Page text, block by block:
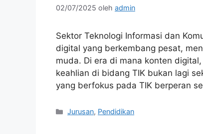
02/07/2025 oleh admin
Sektor Teknologi Informasi dan
digital yang berkembang pesat,
muda. Di era di mana konten
keahlian di bidang TIK bukan lagi
yang berfokus pada TIK berperan
Kategori
Jurusan, Pendidikan